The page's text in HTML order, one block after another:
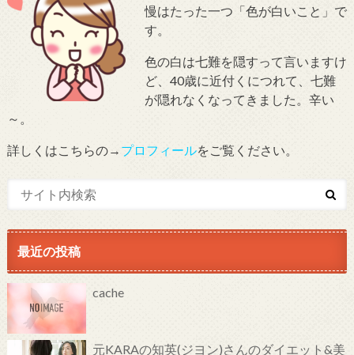
慢はたった一つ「色が白いこと」で
す。
色の白は七難を隠すって言いますけ
ど、40歳に近付くにつれて、七難
が隠れなくなってきました。辛い
～。
詳しくはこちらの→ プロフィールをご覧ください。
最近の投稿
cache
元KARAの知英(ジヨン)さんのダイエット&美